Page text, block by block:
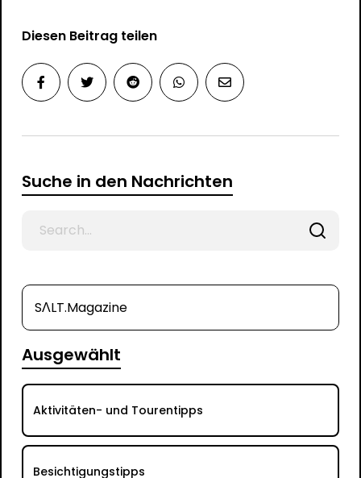
Diesen Beitrag teilen
Suche in den Nachrichten
SΛLT.Magazine
Ausgewählt
Aktivitäten- und Tourentipps
Besichtigungstipps